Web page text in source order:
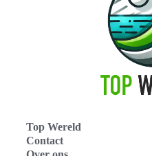
Top Wereld
Contact